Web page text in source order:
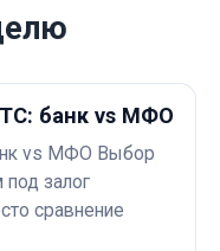
банк vs МФО
vs МФО Выбор
залог
сравнение